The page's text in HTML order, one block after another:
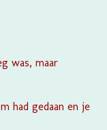
was, maar
had gedaan en je